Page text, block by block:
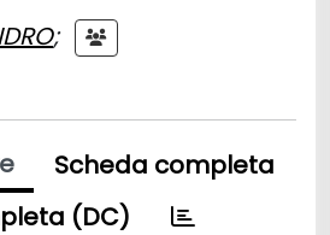
;
Scheda completa
(DC)